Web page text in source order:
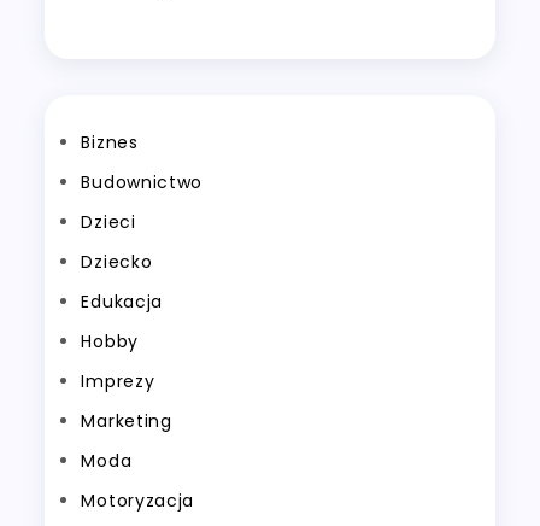
Biznes
Budownictwo
Dzieci
Dziecko
Edukacja
Hobby
Imprezy
Marketing
Moda
Motoryzacja